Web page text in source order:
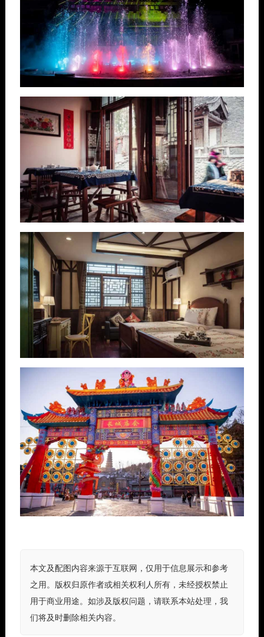
本文及配图内容来源于互联网，仅用于信息展示和参考
之用。版权归原作者或相关权利人所有，未经授权禁止
用于商业用途。如涉及版权问题，请联系本站处理，我
们将及时删除相关内容。